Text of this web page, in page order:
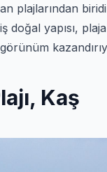
plajlarından
doğal yapısı,
Kaş